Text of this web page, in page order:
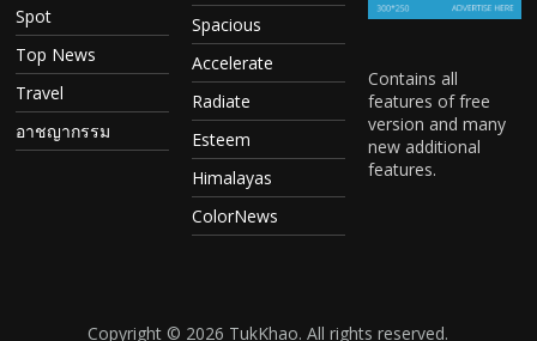
Spot
Top News
Travel
อาชญากรรม
Spacious
Accelerate
Radiate
Esteem
Himalayas
ColorNews
Contains all
features of free
version and many
new additional
features.
Copyright © 2026 TukKhao. All rights reserved.